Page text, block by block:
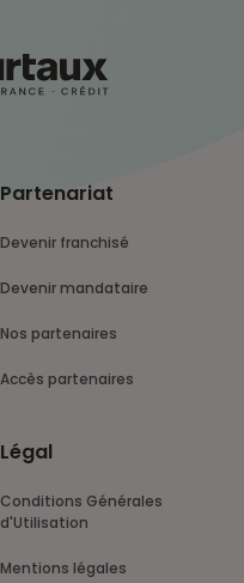
Partenariat
Devenir franchisé
Devenir mandataire
Nos partenaires
Accès partenaires
Légal
Conditions Générales
d'Utilisation
Mentions légales